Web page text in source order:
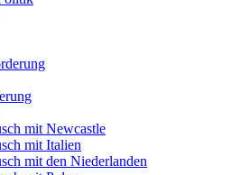
mit Newcastle
mit Italien
mit den Niederlanden